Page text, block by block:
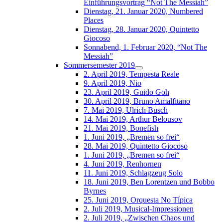
Einführungsvortrag “Not The Messiah”
Dienstag, 21. Januar 2020, Numbered
Places
Dienstag, 28. Januar 2020, Quintetto
Giocoso
Sonnabend, 1. Februar 2020, “Not The
Messiah”
Sommersemester 2019
2. April 2019, Tempesta Reale
9. April 2019, Nio
23. April 2019, Guido Goh
30. April 2019, Bruno Amalfitano
7. Mai 2019, Ulrich Busch
14. Mai 2019, Arthur Belousov
21. Mai 2019, Bonefish
1. Juni 2019, „Bremen so frei“
28. Mai 2019, Quintetto Giocoso
1. Juni 2019, „Bremen so frei“
4. Juni 2019, Renhornen
11. Juni 2019, Schlagzeug Solo
18. Juni 2019, Ben Lorentzen und Bobbo
Byrnes
25. Juni 2019, Orquesta No Típica
2. Juli 2019, Musical-Impressionen
2. Juli 2019, „Zwischen Chaos und